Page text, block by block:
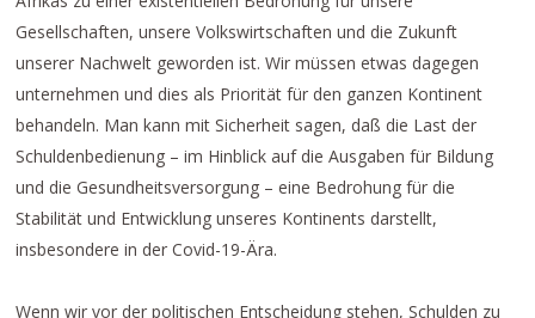
Gesellschaften, unsere Volkswirtschaften und die Zukunft
unserer Nachwelt geworden ist. Wir müssen etwas dagegen
unternehmen und dies als Priorität für den ganzen Kontinent
behandeln. Man kann mit Sicherheit sagen, daß die Last der
Schuldenbedienung – im Hinblick auf die Ausgaben für Bildung
und die Gesundheitsversorgung – eine Bedrohung für die
Stabilität und Entwicklung unseres Kontinents darstellt,
insbesondere in der Covid-19-Ära.
Wenn wir vor der politischen Entscheidung stehen, Schulden zu